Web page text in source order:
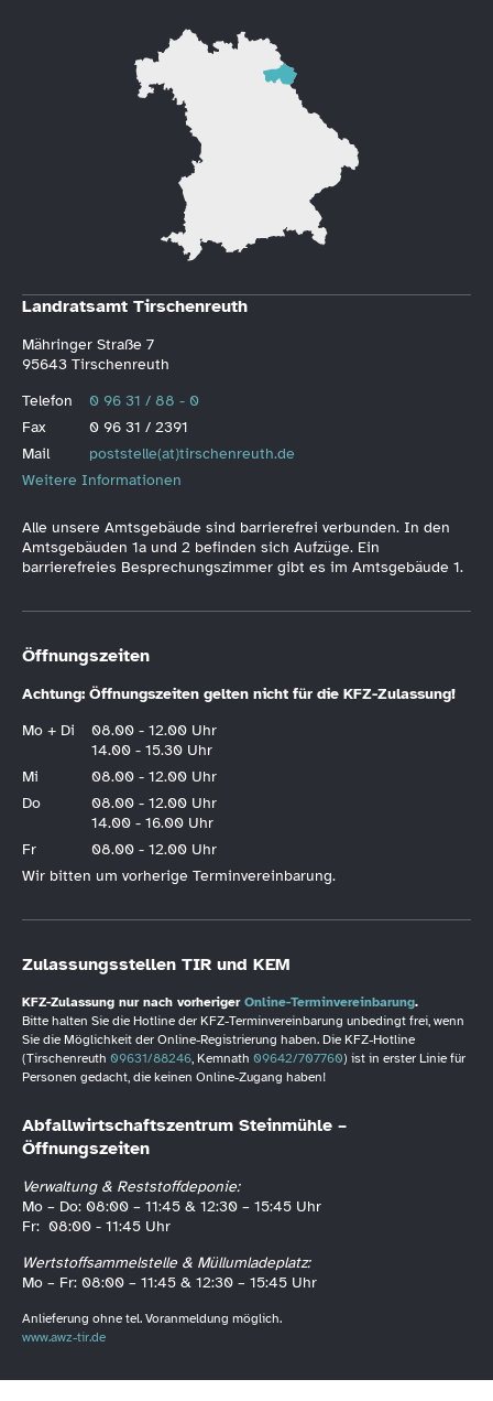
Landratsamt Tirschenreuth
Mähringer Straße 7
95643 Tirschenreuth
Telefon
0 96 31 / 88 - 0
Fax
0 96 31 / 2391
Mail
poststelle(at)tirschenreuth.de
Weitere Informationen
Alle unsere Amtsgebäude sind barrierefrei verbunden. In den
Amtsgebäuden 1a und 2 befinden sich Aufzüge. Ein
barrierefreies Besprechungszimmer gibt es im Amtsgebäude 1.
Öffnungszeiten
Achtung: Öffnungszeiten gelten nicht für die KFZ-Zulassung!
Mo + Di
08.00 - 12.00 Uhr
14.00 - 15.30 Uhr
Mi
08.00 - 12.00 Uhr
Do
08.00 - 12.00 Uhr
14.00 - 16.00 Uhr
Fr
08.00 - 12.00 Uhr
Wir bitten um vorherige Terminvereinbarung.
Zulassungsstellen TIR und KEM
KFZ-Zulassung nur nach vorheriger Online-Terminvereinbarung.
Bitte halten Sie die Hotline der KFZ-Terminvereinbarung unbedingt frei, wenn
Sie die Möglichkeit der Online-Registrierung haben. Die KFZ-Hotline
(Tirschenreuth 09631/88246, Kemnath 09642/707760) ist in erster Linie für
Personen gedacht, die keinen Online-Zugang haben!
Abfallwirtschaftszentrum Steinmühle –
Öffnungszeiten
Verwaltung & Reststoffdeponie:
Mo – Do: 08:00 – 11:45 & 12:30 – 15:45 Uhr
Fr: 08:00 - 11:45 Uhr
Wertstoffsammelstelle & Müllumladeplatz:
Mo – Fr: 08:00 – 11:45 & 12:30 – 15:45 Uhr
Anlieferung ohne tel. Voranmeldung möglich.
www.awz-tir.de